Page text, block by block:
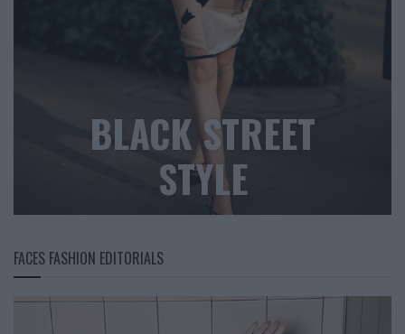
BLACK STREET
STYLE
FACES FASHION EDITORIALS